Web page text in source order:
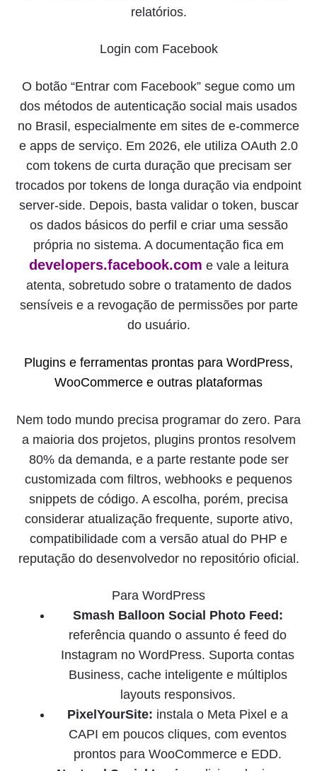
relatórios.
Login com Facebook
O botão “Entrar com Facebook” segue como um
dos métodos de autenticação social mais usados
no Brasil, especialmente em sites de e-commerce
e apps de serviço. Em 2026, ele utiliza OAuth 2.0
com tokens de curta duração que precisam ser
trocados por tokens de longa duração via endpoint
server-side. Depois, basta validar o token, buscar
os dados básicos do perfil e criar uma sessão
própria no sistema. A documentação fica em
developers.facebook.com e vale a leitura
atenta, sobretudo sobre o tratamento de dados
sensíveis e a revogação de permissões por parte
do usuário.
Plugins e ferramentas prontas para WordPress,
WooCommerce e outras plataformas
Nem todo mundo precisa programar do zero. Para
a maioria dos projetos, plugins prontos resolvem
80% da demanda, e a parte restante pode ser
customizada com filtros, webhooks e pequenos
snippets de código. A escolha, porém, precisa
considerar atualização frequente, suporte ativo,
compatibilidade com a versão atual do PHP e
reputação do desenvolvedor no repositório oficial.
Para WordPress
Smash Balloon Social Photo Feed:
referência quando o assunto é feed do
Instagram no WordPress. Suporta contas
Business, cache inteligente e múltiplos
layouts responsivos.
PixelYourSite: instala o Meta Pixel e a
CAPI em poucos cliques, com eventos
prontos para WooCommerce e EDD.